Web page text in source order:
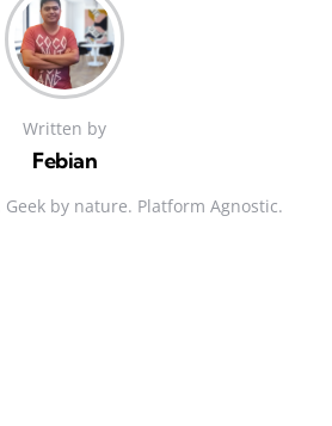
Written by
Febian
by nature. Platform Agnostic.